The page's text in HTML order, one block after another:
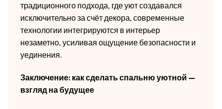
традиционного подхода, где уют создавался
исключительно за счёт декора, современные
технологии интегрируются в интерьер
незаметно, усиливая ощущение безопасности и
уединения.
Заключение: как сделать спальню уютной —
взгляд на будущее